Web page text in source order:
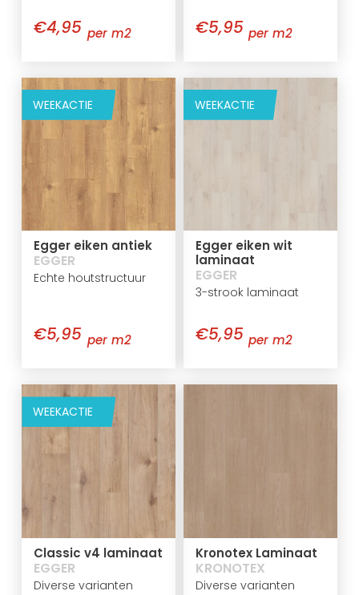
€4,95 per m2 €5,95 per m2
WEEKACTIE
Egger eiken antiek
EGGER
Echte houtstructuur
€5,95 per m2
WEEKACTIE
Egger eiken wit
laminaat
EGGER
3-strook laminaat
€5,95 per m2
WEEKACTIE
Classic v4 laminaat
EGGER
Diverse varianten
Kronotex Laminaat
KRONOTEX
Diverse varianten